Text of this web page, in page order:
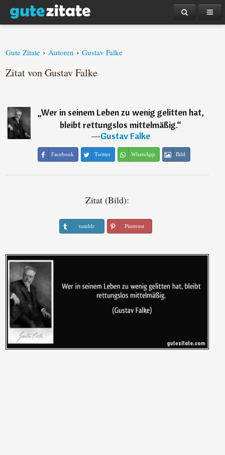
Gute Zitate › Autoren › Gustav Falke
Zitat von Gustav Falke
„Wer in seinem Leben zu wenig gelitten hat,
bleibt rettungslos mittelmäßig.“
―Gustav Falke
Facebook Twitter WhatsApp Bild
Zitat (Bild):
tumblr Pinterest